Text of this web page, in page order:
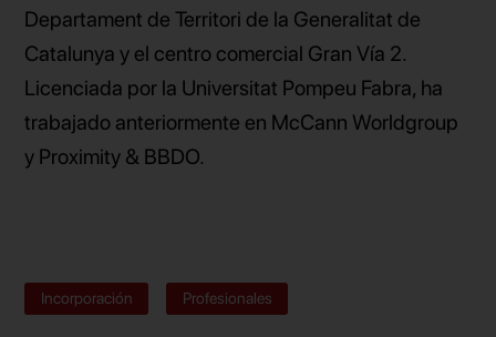
Departament de Territori de la Generalitat de
Catalunya y el centro comercial Gran Vía 2.
Licenciada por la Universitat Pompeu Fabra, ha
trabajado anteriormente en McCann Worldgroup
y Proximity & BBDO.
Incorporación Profesionales